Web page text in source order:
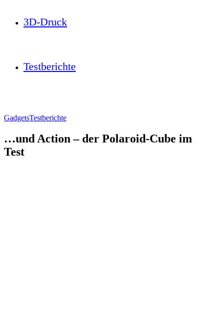
3D-Druck
Testberichte
GadgetsTestberichte
…und Action – der Polaroid-Cube im
Test